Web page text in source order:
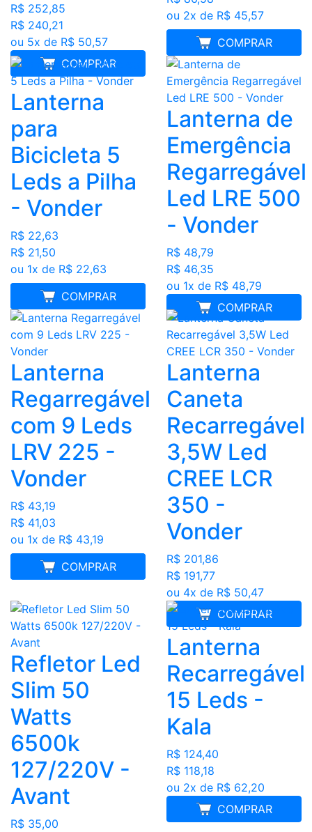
R$ 252,85
R$ 240,21
ou 5x de R$ 50,57
COMPRAR
ou 2x de R$ 45,57
COMPRAR
MELHOR PREÇO
Lanterna
para
Bicicleta 5
Leds a Pilha
- Vonder
R$ 22,63
R$ 21,50
ou 1x de R$ 22,63
COMPRAR
MELHOR PREÇO
Lanterna de
Emergência
Regarregável
Led LRE 500
- Vonder
R$ 48,79
R$ 46,35
ou 1x de R$ 48,79
COMPRAR
Lanterna
Regarregável
com 9 Leds
LRV 225 -
Vonder
R$ 43,19
R$ 41,03
ou 1x de R$ 43,19
COMPRAR
MELHOR PREÇO
Lanterna
Caneta
Recarregável
3,5W Led
CREE LCR
350 -
Vonder
R$ 201,86
R$ 191,77
ou 4x de R$ 50,47
COMPRAR
Refletor Led
Slim 50
Watts
6500k
127/220V -
Avant
R$ 35,00
Lanterna
Recarregável
15 Leds -
Kala
R$ 124,40
R$ 118,18
ou 2x de R$ 62,20
COMPRAR